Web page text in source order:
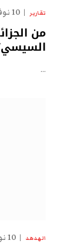
تقارير 10 نوفمبر، 2025
من
…
الهدهد 10 نوفمبر، 2025